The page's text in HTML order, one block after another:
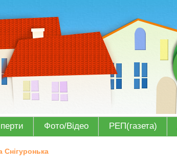
Фото/Відео РЕП(газета)
Снігуронька